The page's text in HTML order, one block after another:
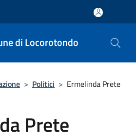
di Locorotondo
> Politici > Ermelinda Prete
Prete